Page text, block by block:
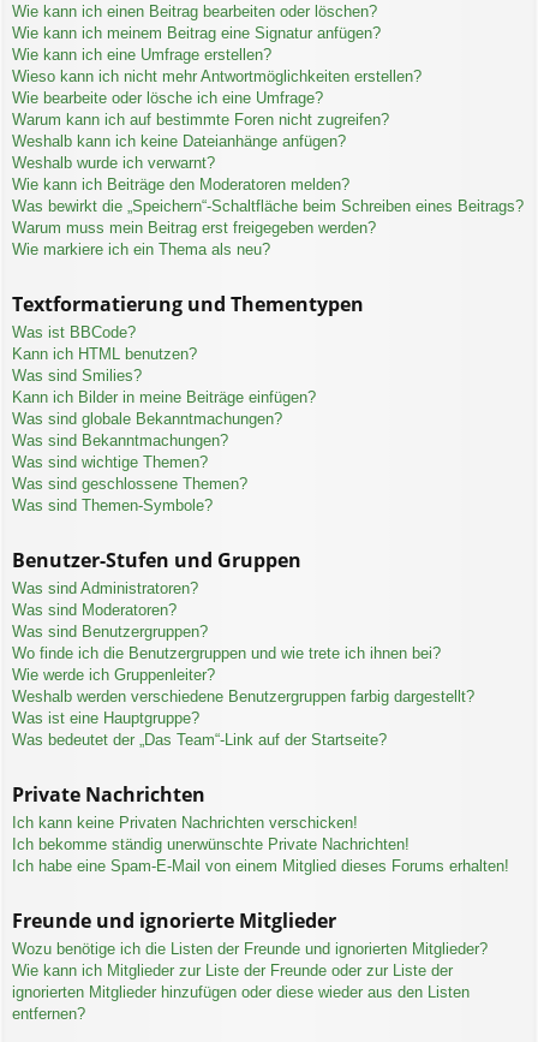
Wie kann ich einen Beitrag bearbeiten oder löschen?
Wie kann ich meinem Beitrag eine Signatur anfügen?
Wie kann ich eine Umfrage erstellen?
Wieso kann ich nicht mehr Antwortmöglichkeiten erstellen?
Wie bearbeite oder lösche ich eine Umfrage?
Warum kann ich auf bestimmte Foren nicht zugreifen?
Weshalb kann ich keine Dateianhänge anfügen?
Weshalb wurde ich verwarnt?
Wie kann ich Beiträge den Moderatoren melden?
Was bewirkt die „Speichern“-Schaltfläche beim Schreiben eines Beitrags?
Warum muss mein Beitrag erst freigegeben werden?
Wie markiere ich ein Thema als neu?
Textformatierung und Thementypen
Was ist BBCode?
Kann ich HTML benutzen?
Was sind Smilies?
Kann ich Bilder in meine Beiträge einfügen?
Was sind globale Bekanntmachungen?
Was sind Bekanntmachungen?
Was sind wichtige Themen?
Was sind geschlossene Themen?
Was sind Themen-Symbole?
Benutzer-Stufen und Gruppen
Was sind Administratoren?
Was sind Moderatoren?
Was sind Benutzergruppen?
Wo finde ich die Benutzergruppen und wie trete ich ihnen bei?
Wie werde ich Gruppenleiter?
Weshalb werden verschiedene Benutzergruppen farbig dargestellt?
Was ist eine Hauptgruppe?
Was bedeutet der „Das Team“-Link auf der Startseite?
Private Nachrichten
Ich kann keine Privaten Nachrichten verschicken!
Ich bekomme ständig unerwünschte Private Nachrichten!
Ich habe eine Spam-E-Mail von einem Mitglied dieses Forums erhalten!
Freunde und ignorierte Mitglieder
Wozu benötige ich die Listen der Freunde und ignorierten Mitglieder?
Wie kann ich Mitglieder zur Liste der Freunde oder zur Liste der
ignorierten Mitglieder hinzufügen oder diese wieder aus den Listen
entfernen?